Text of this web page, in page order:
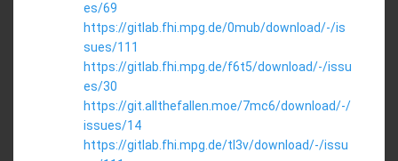
es/69
https://gitlab.fhi.mpg.de/0mub/download/-/is
sues/111
https://gitlab.fhi.mpg.de/f6t5/download/-/issu
es/30
https://git.allthefallen.moe/7mc6/download/-/
issues/14
https://gitlab.fhi.mpg.de/tl3v/download/-/issu